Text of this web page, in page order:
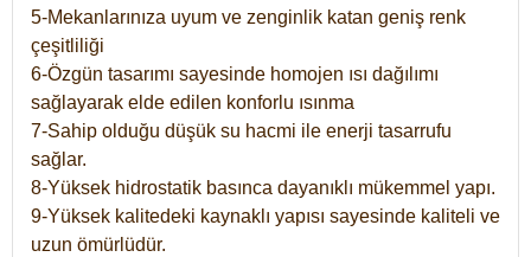
5-Mekanlarınıza uyum ve zenginlik katan geniş renk
çeşitliliği
6-Özgün tasarımı sayesinde homojen ısı dağılımı
sağlayarak elde edilen konforlu ısınma
7-Sahip olduğu düşük su hacmi ile enerji tasarrufu
sağlar.
8-Yüksek hidrostatik basınca dayanıklı mükemmel yapı.
9-Yüksek kalitedeki kaynaklı yapısı sayesinde kaliteli ve
uzun ömürlüdür.